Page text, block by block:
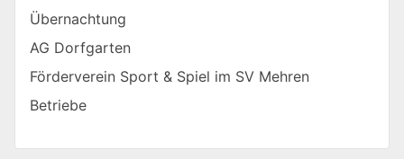
Übernachtung
AG Dorfgarten
Förderverein Sport & Spiel im SV Mehren
Betriebe